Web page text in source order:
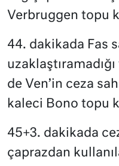
Verbruggen topu
44. dakikada Fas
de Ven’in ceza
kaleci Bono topu
45+3. dakikada
çaprazdan